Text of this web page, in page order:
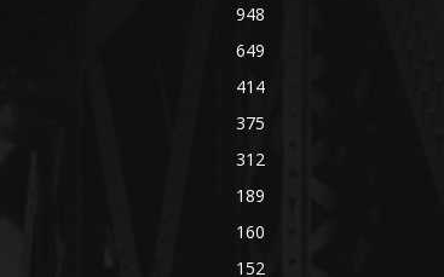
948
649
414
375
312
189
160
152